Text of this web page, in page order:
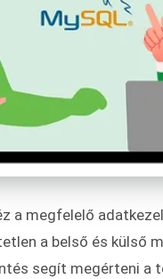
a megfelelő
a belső és külső
segít megérteni a